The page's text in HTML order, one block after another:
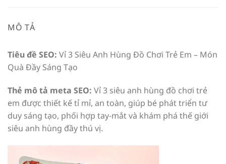
MÔ TẢ
Tiêu đề SEO: Vỉ 3 Siêu Anh Hùng Đồ Chơi Trẻ Em – Món
Quà Đầy Sáng Tạo
Thẻ mô tả meta SEO: Vỉ 3 siêu anh hùng đồ chơi trẻ
em được thiết kế tỉ mỉ, an toàn, giúp bé phát triển tư
duy sáng tạo, phối hợp tay-mắt và khám phá thế giới
siêu anh hùng đầy thú vị.